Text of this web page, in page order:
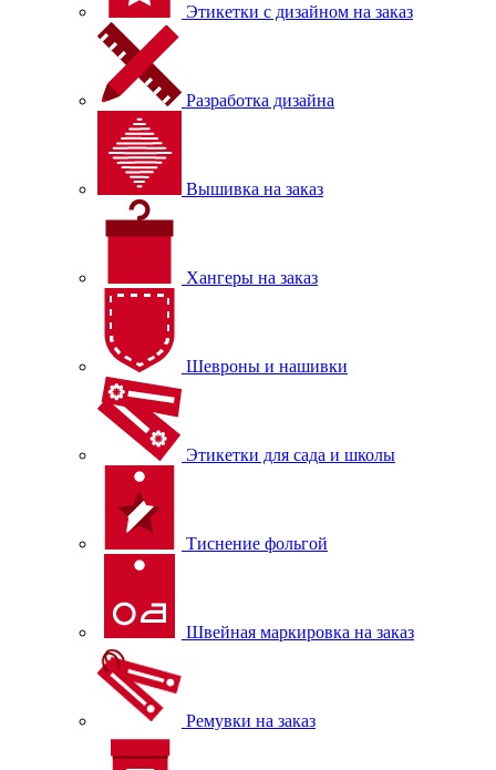
Этикетки с дизайном на заказ
Разработка дизайна
Вышивка на заказ
Хангеры на заказ
Шевроны и нашивки
Этикетки для сада и школы
Тиснение фольгой
Швейная маркировка на заказ
Ремувки на заказ